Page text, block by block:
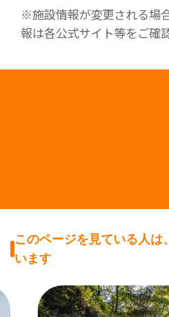
※施設情報が変更される場
報は各公式サイト等をご確
このページを見ている人は
います